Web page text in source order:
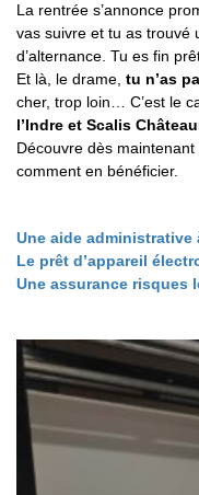
La rentrée s’annonce
vas suivre et tu as trouvé
d’alternance. Tu es fin
Et là, le drame, tu n’as
cher, trop loin… C’est le
l’Indre et Scalis
Découvre dès
comment en bénéficier.
Une aide administrative
Le prêt d’appareil
Une assurance risques